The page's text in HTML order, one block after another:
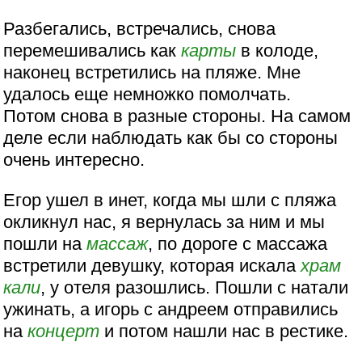
Разбегались, встречались, снова
перемешивались каккарты в колоде,
наконец встретились на пляже. Мне
удалось еще немножко помолчать.
Потом снова в разные стороны. На самом
деле если наблюдать как бы со стороны
очень интересно.
Егор ушел в инет, когда мы шли с пляжа
окликнул нас, я вернулась за ним и мы
пошли намассаж, по дороге с массажа
встретили девушку, которая искалахрам
кали, у отеля разошлись. Пошли с натали
ужинать, а игорь с андреем отправились
наконцерт и потом нашли нас в рестике.